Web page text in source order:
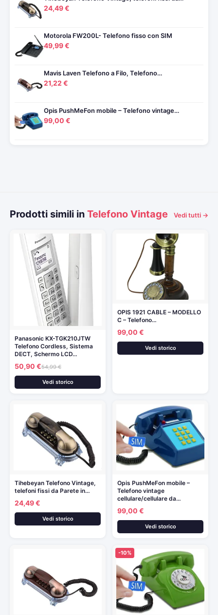
24,49 €
Motorola FW200L- Telefono fisso con SIM
49,99 €
Mavis Laven Telefono a Filo, Telefono…
21,22 €
Opis PushMeFon mobile – Telefono vintage…
99,00 €
Prodotti simili in Telefono Vintage Vedi tutti →
Panasonic KX-TGK210JTW
Telefono Cordless, Sistema
DECT, Schermo LCD…
50,90 €54,99 €
Vedi storico
OPIS 1921 CABLE – MODELLO
C – Telefono…
99,00 €
Vedi storico
Tihebeyan Telefono Vintage,
telefoni fissi da Parete in…
24,49 €
Vedi storico
Opis PushMeFon mobile –
Telefono vintage
cellulare/cellulare da…
99,00 €
Vedi storico
-10%